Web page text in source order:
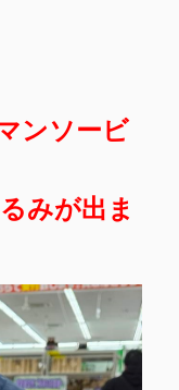
ンソービ
みが出ま